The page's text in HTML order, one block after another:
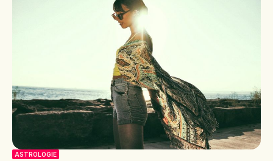
ASTROLOGIE